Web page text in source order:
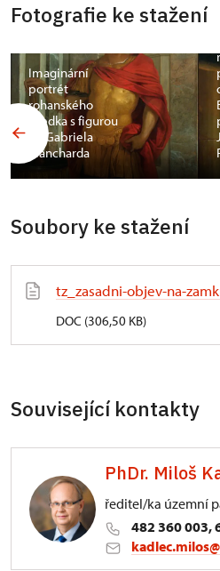
Fotografie ke stažení
Imaginární
portrét
rohanského
předka s figurou
od Gabriela
Blancharda
Soubory ke stažení
tz_zasadni-objev-na-
DOC (306,50 KB)
Související kontakty
PhDr. Miloš
ředitel/ka územní
482 360 003,